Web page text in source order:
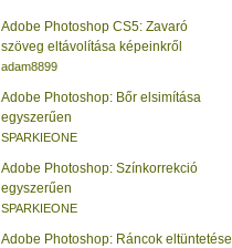
Adobe Photoshop CS5: Zavaró
szöveg eltávolítása képeinkről
adam8899
Adobe Photoshop: Bőr elsimítása
egyszerűen
SPARKIEONE
Adobe Photoshop: Színkorrekció
egyszerűen
SPARKIEONE
Adobe Photoshop: Ráncok eltüntetése